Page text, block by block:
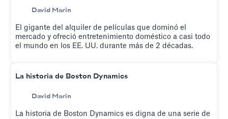
David Marin
El gigante del alquiler de películas que dominó el
mercado y ofreció entretenimiento doméstico a casi todo
el mundo en los EE. UU. durante más de 2 décadas.
La historia de Boston Dynamics
David Marin
La historia de Boston Dynamics es digna de una serie de